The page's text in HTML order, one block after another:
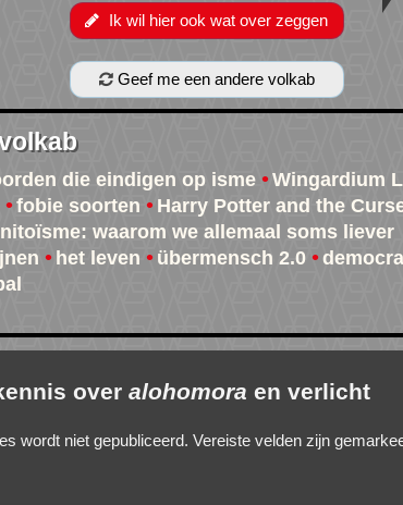
Ik wil hier ook wat over zeggen
Geef me een andere volkab
die eindigen op isme
Wingardium
fobie soorten
Harry Potter and the
waarom we allemaal soms liever
het leven übermensch 2.0
over alohomora en verlicht
wordt niet gepubliceerd. Vereiste velden zijn